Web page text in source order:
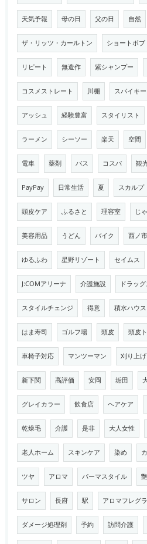
天気予報 母の日 父の日 自然
ザ・リッツ・カールトン ショートボブ
リピート 無造作 紫シャンプー
コスメストレート 川棚 スパイキ
アッシュ 経験豊富 スタイリスト
ラーメン シーソー 楽天 空間
電車 薬剤 バス コスパ 観
PayPay 日常生活 夏 スカルプ
頭皮ケア ふるさと 理容室 じ
美容用品 うどん バイク 西ノ市
ゆるふわ 星野リゾート セイムス
J:COMアリーナ 介護施設 ドラッ
スタイルチェンジ 得意 積水ハウス
はま寿司 ゴルフ場 頭皮 頭皮
車椅子対応 マンツーマン 刈り上げ
新下関 高評価 安岡 垢田
グレイカラー 飲食店 ヘアケア
乾燥毛 介護 是非 大人女性
老人ホーム スキンケア 染め
ツヤ アロマ パーマスタイル
サロン 長府 駅 アロマフレグ
ダメージ処理剤 予約 訪問介護